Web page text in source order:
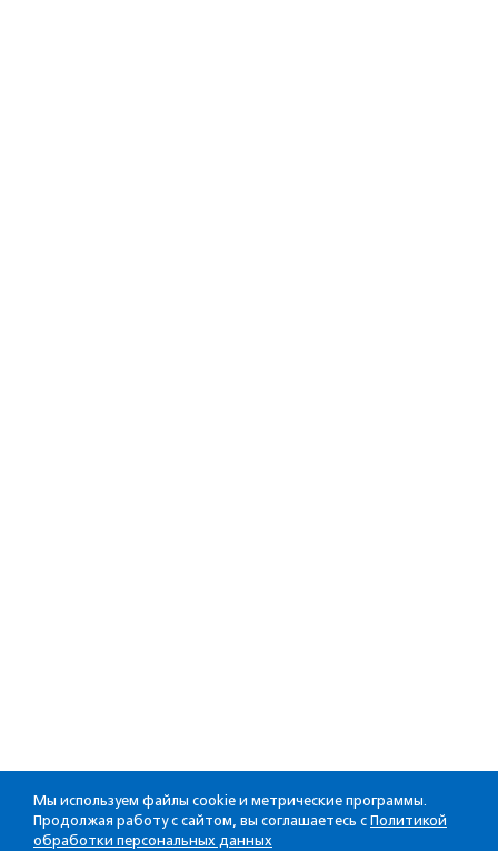
Мы используем файлы cookie и метрические программы.
Продолжая работу с сайтом, вы соглашаетесь с Политикой
обработки персональных данных